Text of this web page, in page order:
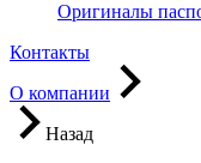
Оригиналы
Контакты
О компании
Назад